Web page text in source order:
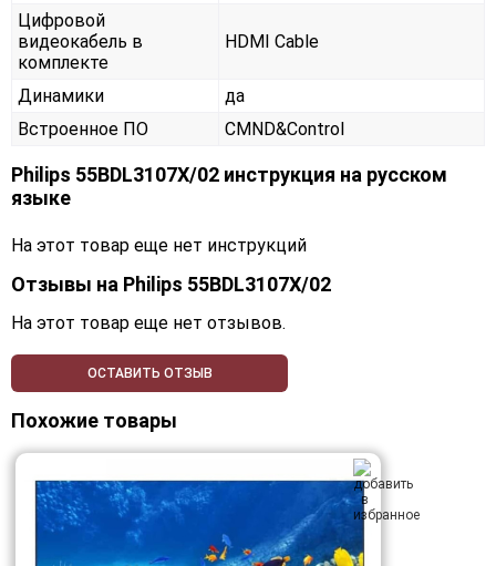
Цифровой
видеокабель в
комплекте
HDMI Cable
Динамики
да
Встроенное ПО
CMND&Control
Philips 55BDL3107X/02 инструкция на русском
языке
На этот товар еще нет инструкций
Отзывы на Philips 55BDL3107X/02
На этот товар еще нет отзывов.
ОСТАВИТЬ ОТЗЫВ
Похожие товары